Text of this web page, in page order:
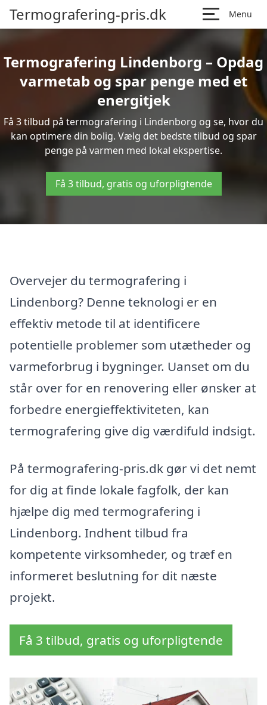
Termografering-pris.dk Menu
Termografering Lindenborg – Opdag
varmetab og spar penge med et
energitjek
Få 3 tilbud på termografering i Lindenborg og se, hvor du
kan optimere din bolig. Vælg det bedste tilbud og spar
penge på varmen med lokal ekspertise.
Få 3 tilbud, gratis og uforpligtende
Overvejer du termografering i
Lindenborg? Denne teknologi er en
effektiv metode til at identificere
potentielle problemer som utætheder og
varmeforbrug i bygninger. Uanset om du
står over for en renovering eller ønsker at
forbedre energieffektiviteten, kan
termografering give dig værdifuld indsigt.
På termografering-pris.dk gør vi det nemt
for dig at finde lokale fagfolk, der kan
hjælpe dig med termografering i
Lindenborg. Indhent tilbud fra
kompetente virksomheder, og træf en
informeret beslutning for dit næste
projekt.
Få 3 tilbud, gratis og uforpligtende